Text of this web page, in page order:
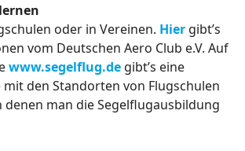
oder in Vereinen. Hier gibt’s
vom Deutschen Aero Club e.V. Auf
www.segelflug.de gibt’s eine
den Standorten von Flugschulen
denen man die Segelflugausbildung